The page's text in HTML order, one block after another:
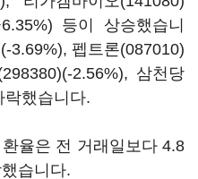
등이 상승했습니
(-3.69%), 펩트론(087010)
(-2.56%), 삼천당
락했습니다.
율은 전 거래일보다 4.8
습니다.